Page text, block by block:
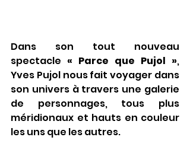
Dans son tout nouveau
spectacle « Parce que Pujol »,
Yves Pujol nous fait voyager dans
son univers à travers une galerie
de personnages, tous plus
méridionaux et hauts en couleur
les uns que les autres.